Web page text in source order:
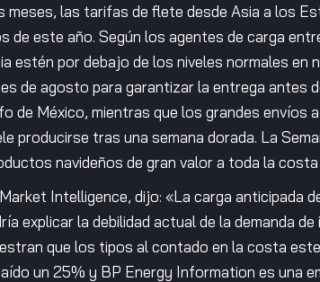
las tarifas de flete desde Asia a los
de este año. Según los agentes de carga
estén por debajo de los niveles normales en
de agosto para garantizar la entrega antes
México, mientras que los grandes envíos
producirse tras una semana dorada. La
navideños de gran valor a toda la
Intelligence, dijo: «La carga anticipada
explicar la debilidad actual de la demanda
que los tipos al contado en la costa
un 25% y BP Energy Information es una